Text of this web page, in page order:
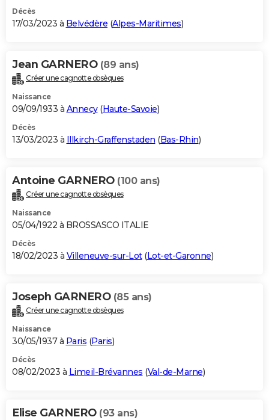
Décès
17/03/2023 à Belvédère (Alpes-Maritimes)
Jean GARNERO (89 ans)
Créer une cagnotte obsèques
Naissance
09/09/1933 à Annecy(Haute-Savoie)
Décès
13/03/2023 à Illkirch-Graffenstaden (Bas-Rhin)
Antoine GARNERO (100 ans)
Créer une cagnotte obsèques
Naissance
05/04/1922 à BROSSASCO ITALIE
Décès
18/02/2023 à Villeneuve-sur-Lot(Lot-et-Garonne)
Joseph GARNERO (85 ans)
Créer une cagnotte obsèques
Naissance
30/05/1937 à Paris (Paris)
Décès
08/02/2023 à Limeil-Brévannes (Val-de-Marne)
Elise GARNERO (93 ans)